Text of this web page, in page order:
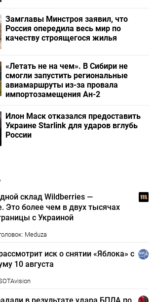
Замглавы Минстроя заявил, что
Россия опередила весь мир по
качеству строящегося жилья
«Летать не на чем». В Сибири не
смогли запустить региональные
авиамаршруты из-за провала
импортозамещения Ан-2
Илон Маск отказался предоставить
Украине Starlink для ударов вглубь
России